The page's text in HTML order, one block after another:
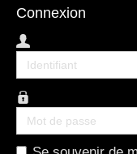
Connexion
Identifiant
Mot
de